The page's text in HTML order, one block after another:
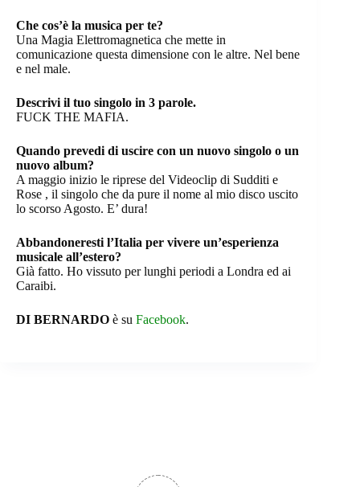
Che cos’è la musica per te?
Una Magia Elettromagnetica che mette in
comunicazione questa dimensione con le altre. Nel bene
e nel male.
Descrivi il tuo singolo in 3 parole.
FUCK THE MAFIA.
Quando prevedi di uscire con un nuovo singolo o un
nuovo album?
A maggio inizio le riprese del Videoclip di Sudditi e
Rose , il singolo che da pure il nome al mio disco uscito
lo scorso Agosto. E’ dura!
Abbandoneresti l’Italia per vivere un’esperienza
musicale all’estero?
Già fatto. Ho vissuto per lunghi periodi a Londra ed ai
Caraibi.
DI BERNARDO è su Facebook.